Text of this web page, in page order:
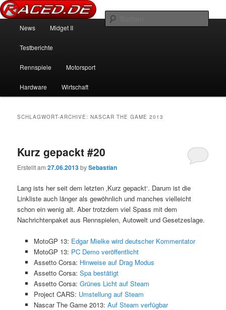
Raced.de
News über Rennspiele und der echten Autowelt
Zum Inhalt wechseln
Zum sekundären Inhalt wechseln
News Midget II
Testberichte
Rennspiele Motorsport
Hardware Wirtschaft
SCHLAGWORT-ARCHIVE:NASCAR THE GAME 2013
Kurz gepackt #20
Erstellt am27.06.2013bySebastian
Lang ists her seit dem letzten ‚Kurz gepackt‘. Darum ist die
Linkliste auch länger als gewöhnlich und manches vielleicht
schon ein wenig alt. Aber trotzdem viel Spass mit dem
Nachrichtenpaket aus Rennspielen, Autowelt und Gesetzeslage.
MotoGP 13: Edgar Mielke wird deutscher Kommentator
MotoGP 13: PC Demo veröffentlicht
Assetto Corsa: Hinweise auf Drag Modus
Assetto Corsa: Spa bestätigt
Assetto Corsa: Grünes Licht auf Steam
Project CARS: Umstellung auf Steam
Nascar The Game 2013: Auf Steam verfügbar